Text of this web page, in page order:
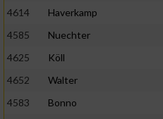
4614
Haverkamp
4585
Nuechter
4625
Köll
4652
Walter
4583
Bonno